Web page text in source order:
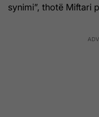
synimi”, thotë Miftari